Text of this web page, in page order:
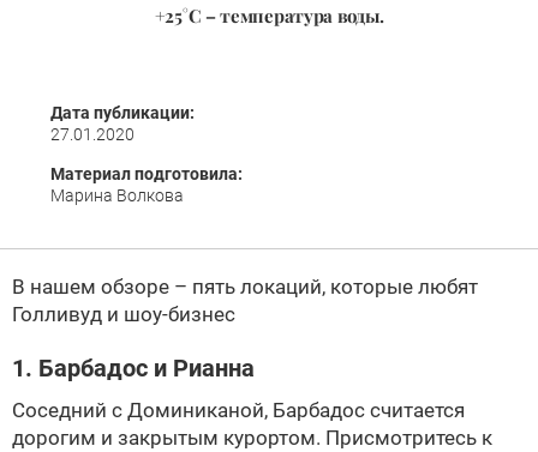
+25°C – температура воды.
Дата публикации:
27.01.2020
Материал подготовила:
Марина Волкова
В нашем обзоре – пять локаций, которые любят
Голливуд и шоу-бизнес
1. Барбадос и Рианна
Соседний с Доминиканой, Барбадос считается
дорогим и закрытым курортом. Присмотритесь к